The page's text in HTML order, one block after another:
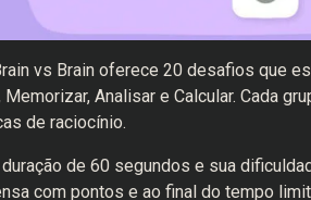
vs Brain oferece 20 desafios que
Memorizar, Analisar e Calcular. Cada
de raciocínio.
de 60 segundos e sua
com pontos e ao final do tempo